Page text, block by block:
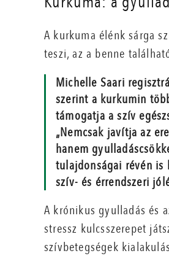
A kurkuma élénk sárga
teszi, az a benne
Michelle Saari
szerint a kurkumin
támogatja a szív
„Nemcsak javítja az
hanem
tulajdonságai révén is
szív- és érrendszeri
A krónikus gyulladás és
stressz kulcsszerepet
szívbetegségek